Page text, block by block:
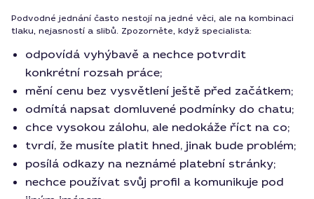
Podvodné jednání často nestojí na jedné věci, ale na kombinaci
tlaku, nejasností a slibů. Zpozorněte, když specialista:
odpovídá vyhýbavě a nechce potvrdit
konkrétní rozsah práce;
mění cenu bez vysvětlení ještě před začátkem;
odmítá napsat domluvené podmínky do chatu;
chce vysokou zálohu, ale nedokáže říct na co;
tvrdí, že musíte platit hned, jinak bude problém;
posílá odkazy na neznámé platební stránky;
nechce používat svůj profil a komunikuje pod